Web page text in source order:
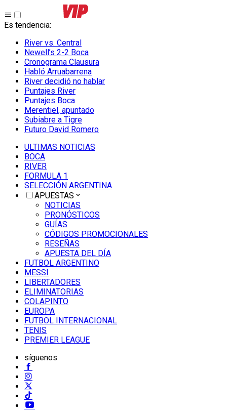
Es tendencia:
River vs. Central
Newell’s 2-2 Boca
Cronograma Clausura
Habló Arruabarrena
River decidió no hablar
Puntajes River
Puntajes Boca
Merentiel, apuntado
Subiabre a Tigre
Futuro David Romero
ULTIMAS NOTICIAS
BOCA
RIVER
FORMULA 1
SELECCIÓN ARGENTINA
APUESTAS
NOTICIAS
PRONÓSTICOS
GUÍAS
CÓDIGOS PROMOCIONALES
RESEÑAS
APUESTA DEL DÍA
FUTBOL ARGENTINO
MESSI
LIBERTADORES
ELIMINATORIAS
COLAPINTO
EUROPA
FUTBOL INTERNACIONAL
TENIS
PREMIER LEAGUE
síguenos